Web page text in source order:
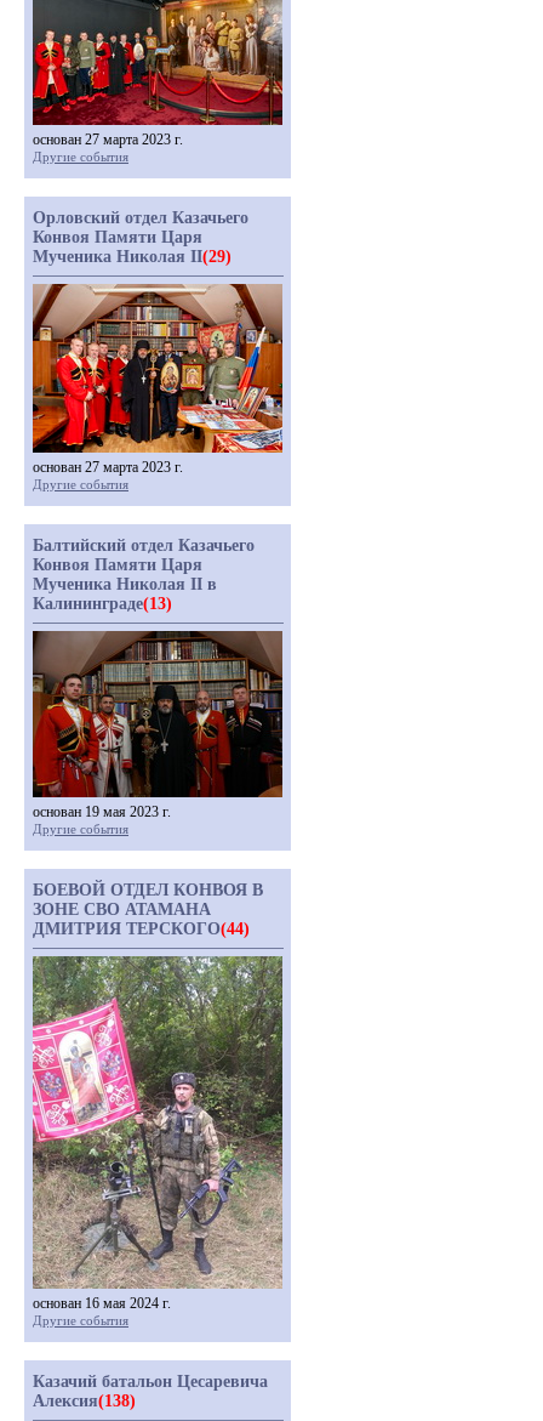
основан 27 марта 2023 г.
Другие события
Орловский отдел Казачьего
Конвоя Памяти Царя
Мученика Николая II(29)
основан 27 марта 2023 г.
Другие события
Балтийский отдел Казачьего
Конвоя Памяти Царя
Мученика Николая II в
Калининграде(13)
основан 19 мая 2023 г.
Другие события
БОЕВОЙ ОТДЕЛ КОНВОЯ В
ЗОНЕ СВО АТАМАНА
ДМИТРИЯ ТЕРСКОГО(44)
основан 16 мая 2024 г.
Другие события
Казачий батальон Цесаревича
Алексия(138)